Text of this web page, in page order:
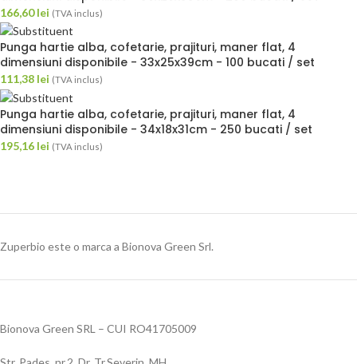
166,60lei (TVA inclus)
Punga hartie alba, cofetarie, prajituri, maner flat, 4
dimensiuni disponibile - 33x25x39cm - 100 bucati / set
111,38 lei (TVA inclus)
Punga hartie alba, cofetarie, prajituri, maner flat, 4
dimensiuni disponibile - 34x18x31cm - 250 bucati / set
195,16 lei (TVA inclus)
Zuperbio este o marca a Bionova Green Srl.
Bionova Green SRL – CUI RO41705009